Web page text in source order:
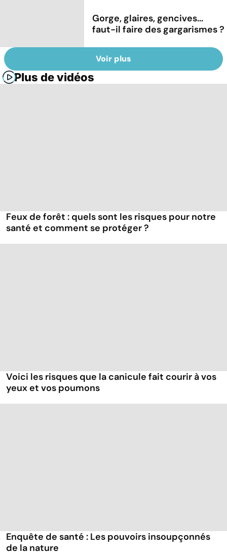
Gorge, glaires, gencives...
faut-il faire des gargarismes ?
Voir plus
Plus de vidéos
Feux de forêt : quels sont les risques pour notre
santé et comment se protéger ?
Voici les risques que la canicule fait courir à vos
yeux et vos poumons
Enquête de santé : Les pouvoirs insoupçonnés
de la nature